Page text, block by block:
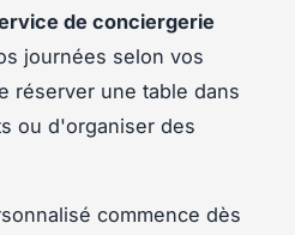
de conciergerie
journées selon vos
réserver une table dans
ou d'organiser des
commence dès